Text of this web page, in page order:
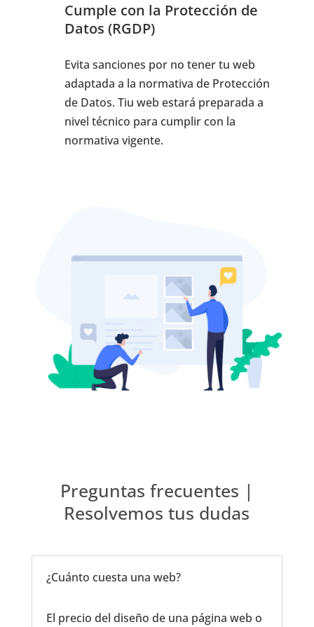
Cumple con la Protección de
Datos (RGDP)
Evita sanciones por no tener tu web
adaptada a la normativa de Protección
de Datos. Tiu web estará preparada a
nivel técnico para cumplir con la
normativa vigente.
Preguntas frecuentes |
Resolvemos tus dudas
¿Cuánto cuesta una web?
El precio del diseño de una página web o